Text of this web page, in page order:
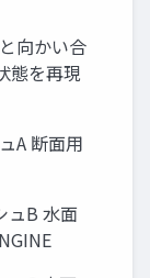
向かい合
態を再現
A 断面用
ュB 水面